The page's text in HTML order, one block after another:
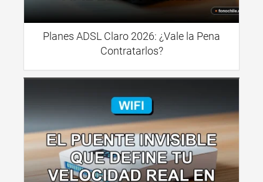
Planes ADSL Claro 2026: ¿Vale la Pena
Contratarlos?